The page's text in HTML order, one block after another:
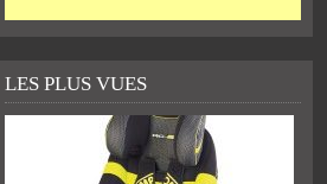
LES PLUS VUES